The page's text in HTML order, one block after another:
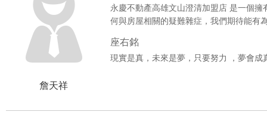
***賀成交***八卦公園~孝親房前後
永慶不動產高雄文山澄清加盟店 是一個
何與房屋相關的疑難雜症，我們期待能有
座右銘
現實是真，未來是夢，只要努力 ，夢會成
詹天祥